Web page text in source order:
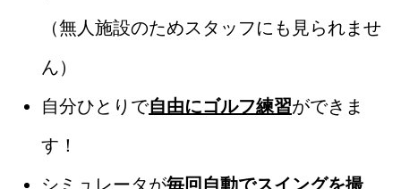
（無人施設のためスタッフにも見られませ
ん）
自分ひとりで自由にゴルフ練習ができま
す！
シミュレータが毎回自動でスイングを撮